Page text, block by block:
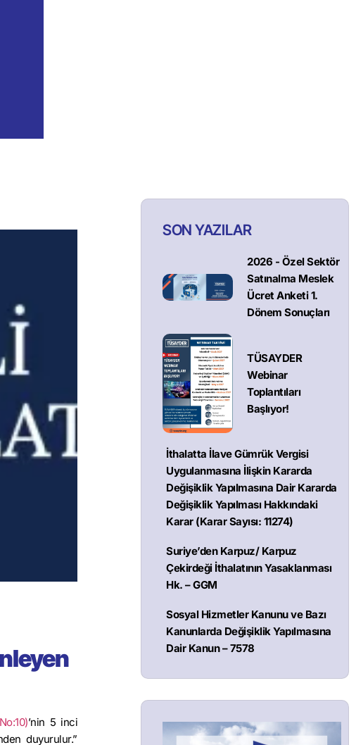
’nin 5 inci
duyurulur.”
SON YAZILAR
2026 - Özel Sektör
Satınalma Meslek
Ücret Anketi 1.
Dönem Sonuçları
TÜSAYDER
Webinar
Toplantıları
Başlıyor!
İthalatta İlave Gümrük Vergisi
Uygulanmasına İlişkin Kararda
Değişiklik Yapılmasına Dair Kararda
Değişiklik Yapılması Hakkındaki
Karar (Karar Sayısı: 11274)
Suriye’den Karpuz/ Karpuz
Çekirdeği İthalatının Yasaklanması
Hk. – GGM
Sosyal Hizmetler Kanunu ve Bazı
Kanunlarda Değişiklik Yapılmasına
Dair Kanun – 7578